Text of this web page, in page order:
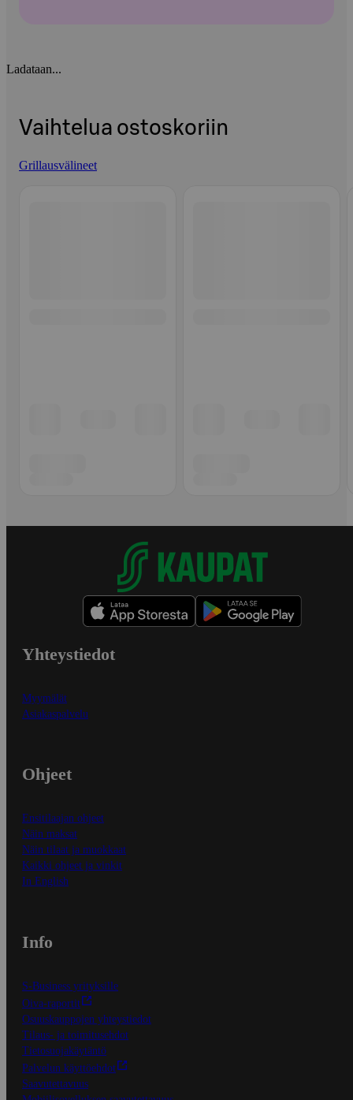
Ladataan...
Vaihtelua ostoskoriin
Grillausvälineet
Yhteystiedot
Myymälät
Asiakaspalvelu
Ohjeet
Ensitilaajan ohjeet
Näin maksat
Näin tilaat ja muokkaat
Kaikki ohjeet ja vinkit
In English
Info
S-Business yrityksille
Oiva-raportit
Osuuskauppojen yhteystiedot
Tilaus- ja toimitusehdot
Tietosuojakäytäntö
Palvelun käyttöehdot
Saavutettavuus